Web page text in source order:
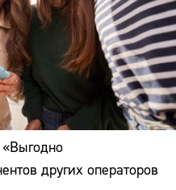
«Выгодно
других операторов